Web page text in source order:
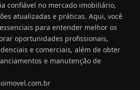
confiável no mercado imobiliário,
atualizadas e práticas. Aqui, você
para entender melhor os
oportunidades profissionais,
e comerciais, além de obter
e manutenção de